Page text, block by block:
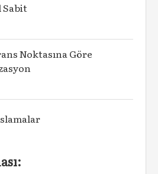
Sabit
Noktasına Göre